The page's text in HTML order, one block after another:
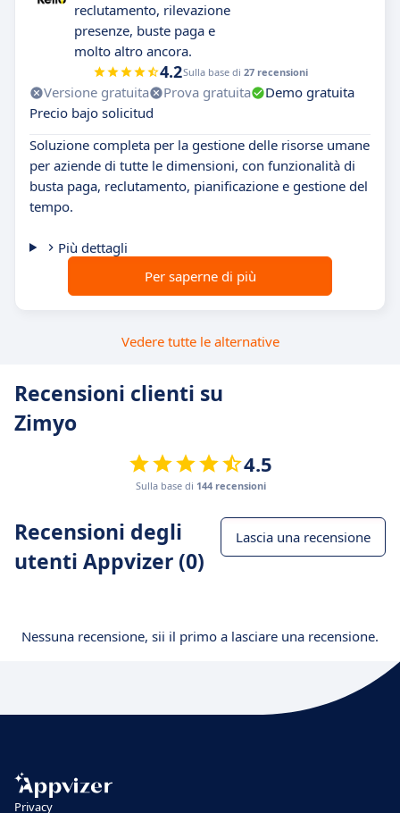
reclutamento, rilevazione
presenze, buste paga e
molto altro ancora.
4.2Sulla base di 27 recensioni
Versione gratuita Prova gratuita
Demo gratuita
Precio bajo solicitud
Soluzione completa per la gestione delle risorse umane
per aziende di tutte le dimensioni, con funzionalità di
busta paga, reclutamento, pianificazione e gestione del
tempo.
Più dettagli
Per saperne di più
Vedere tutte le alternative
Recensioni clienti su
Zimyo
4.5
Sulla base di 144 recensioni
Recensioni degli
utenti Appvizer (0)
Lascia una recensione
Nessuna recensione, sii il primo a lasciare una recensione.
Privacy